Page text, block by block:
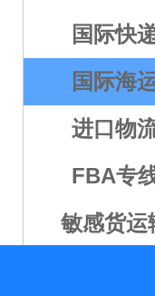
国际快
国际海
进口物
FBA专
敏感货运